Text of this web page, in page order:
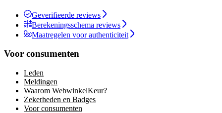
Geverifieerde reviews
Berekeningsschema reviews
Maatregelen voor authenticiteit
Voor consumenten
Leden
Meldingen
Waarom WebwinkelKeur?
Zekerheden en Badges
Voor consumenten